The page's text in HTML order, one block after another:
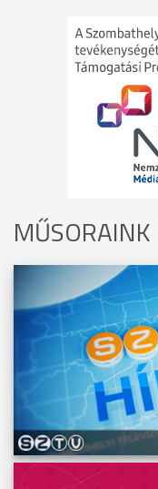
MŰSORAINK